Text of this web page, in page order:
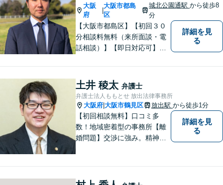
大阪
府
|
大阪市都島
区
城北公園通駅から徒歩8
分
【大阪市都島区】【初回３０
分相談料無料（来所面談・電
話相談）】【即日対応可】
【高倉町三丁目バス停徒歩１
分】【当日・夜間・休日相談
可】刑事事件/相続問題/離婚問
題など経験と知識をもとに、
依頼者様の不安を解消し、問
題解決へ導きます
詳細を見
る
土井 稜太 弁護士
弁護士法人ももとせ 放出法律事務所
大阪府 大阪市鶴見区 放出駅 から徒歩1分
【初回相談無料】口コミ多
数！地域密着型の事務所【離
婚問題】交渉に強み。精神的
迅速かつ丁寧な対応を心が
詳細を見
る